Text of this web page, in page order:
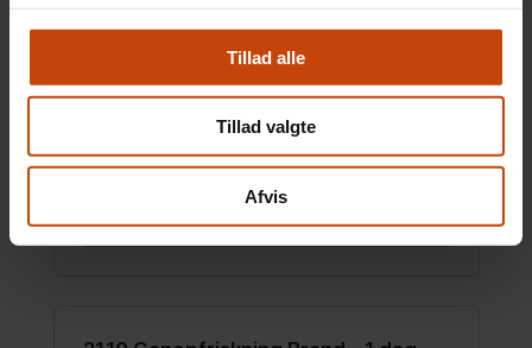
Tillad alle
Tillad valgte
Afvis